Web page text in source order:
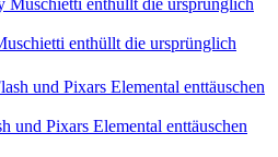
enthüllt die ursprünglich
und Pixars Elemental enttäuschen